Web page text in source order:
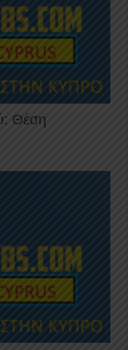
Θέση